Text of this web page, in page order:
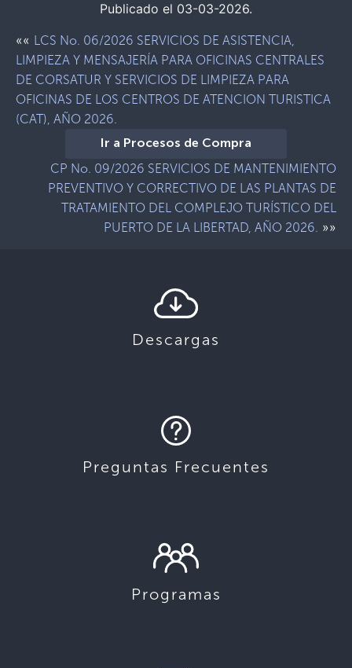
Publicado el 03-03-2026.
«« LCS No. 06/2026 SERVICIOS DE ASISTENCIA,
LIMPIEZA Y MENSAJERÍA PARA OFICINAS CENTRALES
DE CORSATUR Y SERVICIOS DE LIMPIEZA PARA
OFICINAS DE LOS CENTROS DE ATENCION TURISTICA
(CAT), AÑO 2026.
Ir a Procesos de Compra
CP No. 09/2026 SERVICIOS DE MANTENIMIENTO
PREVENTIVO Y CORRECTIVO DE LAS PLANTAS DE
TRATAMIENTO DEL COMPLEJO TURÍSTICO DEL
PUERTO DE LA LIBERTAD, AÑO 2026. »»
Descargas
Preguntas Frecuentes
Programas